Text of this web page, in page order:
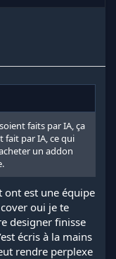
faits par IA, ça
fait par IA, ce qui
un addon
ont est une équipe
oui je te
designer finisse
écris à la mains
rendre perplexe